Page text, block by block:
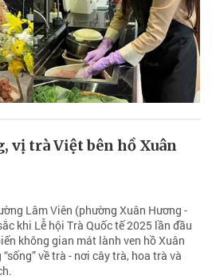
vị trà Việt bên hồ Xuân
Lâm Viên (phường Xuân Hương -
khi Lễ hội Trà Quốc tế 2025 lần đầu
không gian mát lành ven hồ Xuân
về trà - nơi cây trà, hoa trà và